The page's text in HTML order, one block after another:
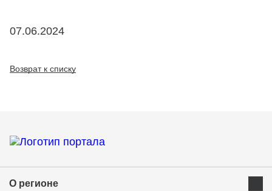
07.06.2024
Возврат к списку
О регионе